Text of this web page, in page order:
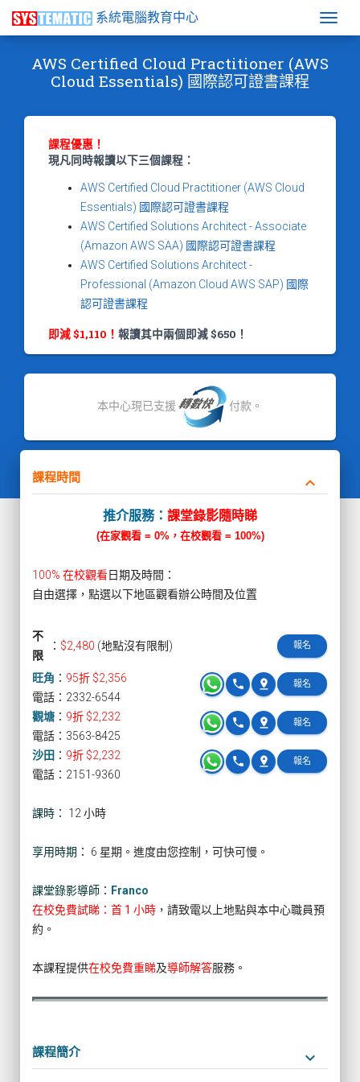
系統電腦教育中心
AWS Certified Cloud Practitioner (AWS
Cloud Essentials) 國際認可證書課程
課程優惠！
現凡同時報讀以下三個課程：
AWS Certified Cloud Practitioner (AWS Cloud
Essentials) 國際認可證書課程
AWS Certified Solutions Architect - Associate
(Amazon AWS SAA) 國際認可證書課程
AWS Certified Solutions Architect -
Professional (Amazon Cloud AWS SAP) 國際
認可證書課程
即減 $1,110！ 報讀其中兩個即減 $650！
本中心現已支援 付款。
課程時間 keyboard_arrow_down
推介服務： 課堂錄影隨時睇
(在家觀看 = 0%，在校觀看 = 100%)
100% 在校觀看日期及時間：
自由選擇，點選以下地區觀看辦公時間及位置
不
限
： $2,480 (地點沒有限制) 報名
旺角 ： 95折 $2,356 報名
pin_drop
phone
電話：2332-6544
觀塘 ： 9折 $2,232 報名
pin_drop
phone
電話：3563-8425
沙田 ： 9折 $2,232 報名
pin_drop
phone
電話：2151-9360
課時： 12 小時
享用時期： 6 星期。進度由您控制，可快可慢。
課堂錄影導師： Franco
在校免費試睇：首 1 小時 ，請致電以上地點與本中心職員預
約。
本課程提供在校免費重睇及導師解答服務。
課程簡介 keyboard_arrow_down